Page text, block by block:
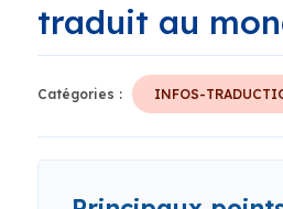
traduit au
Catégories : INFOS-